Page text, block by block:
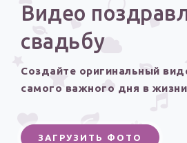
ПО ФОРМАТУ
Стихи и тексты
ИНСТРУМЕНТЫ
ТЕКСТЫ И ИДЕИ
Видео
свадьбу
Создайте оригинальный
самого важного дня в
ЗАГРУЗИТЬ ФОТО